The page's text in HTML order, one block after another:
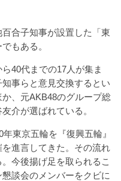
合子知事が設置した「東
もある。
40代までの17人が集ま
事らと意見交換するとい
、元AKB48のグループ総
介が選ばれている。
東京五輪を『復興五輪』
進言してきた。その流れ
今後揚げ足を取られるこ
談会のメンバーをクビに